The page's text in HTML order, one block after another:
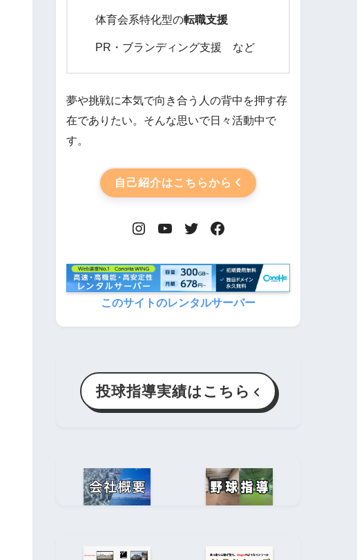
体育会系特化型の転職支援
PR・ブランディング支援 など
夢や挑戦に本気で向き合う人の背中を押す存
在でありたい。そんな思いで日々活動中で
す。
自己紹介はこちらから
このサイトのレンタルサーバー
投球指導実績はこちら